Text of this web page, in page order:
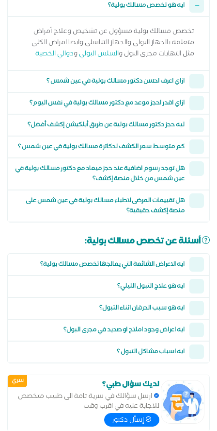
ايه هو تخصص مسالك بولية؟
تخصص مسالك بولية مسؤول عن تشخيص وعلاج أمراض
متعلقة بالجهاز البولي والجهاز التناسلي وايضا امراض الكلي
مثل التهابات مجرى البول والسلس البوليودوالي الخصية
ازاي اعرف احسن دكتور مسالك بولية في عين شمس ؟
ازاي اقدر احجز موعد مع دكتور مسالك بولية في نفس اليوم؟
ليه حجز دكتور مسالك بولية عن طريق أبلكيشن إكشف أفضل؟
كم متوسط سعر الكشف لدكاترة مسالك بولية في عين شمس ؟
هل توجد رسوم اضافية عند حجز ميعاد مع دكتور مسالك بولية في
عين شمس من خلال منصة إكشف؟
هل تقييمات المرضى لاطباء مسالك بولية في عين شمس على
منصة إكشف حقيقية؟
أسئلة عن تخصص مسالك بولية:
ايه الاعراض الشائعة التي يعالجها تخصص مسالك بولية؟
ايه هو علاج التبول الليلي؟
ايه هو سبب الحرقان اثناء التبول؟
ايه اعراض وجود املاح او صديد في مجرى البول؟
ايه اسباب مشاكل التبول ؟
سري لديك سؤال طبي؟
ارسل سؤالك في سرية تامة الى طبيب متخصص
للاجابة عليه في اقرب وقت
إسأل دكتور